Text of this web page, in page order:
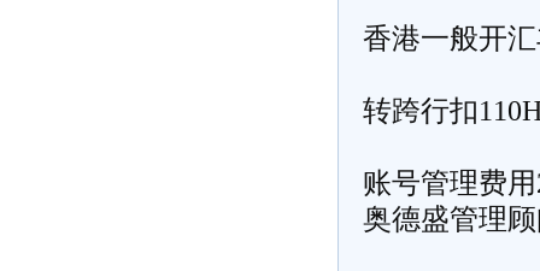
香港一般开
转跨行扣
账号管理费
奥德盛管理